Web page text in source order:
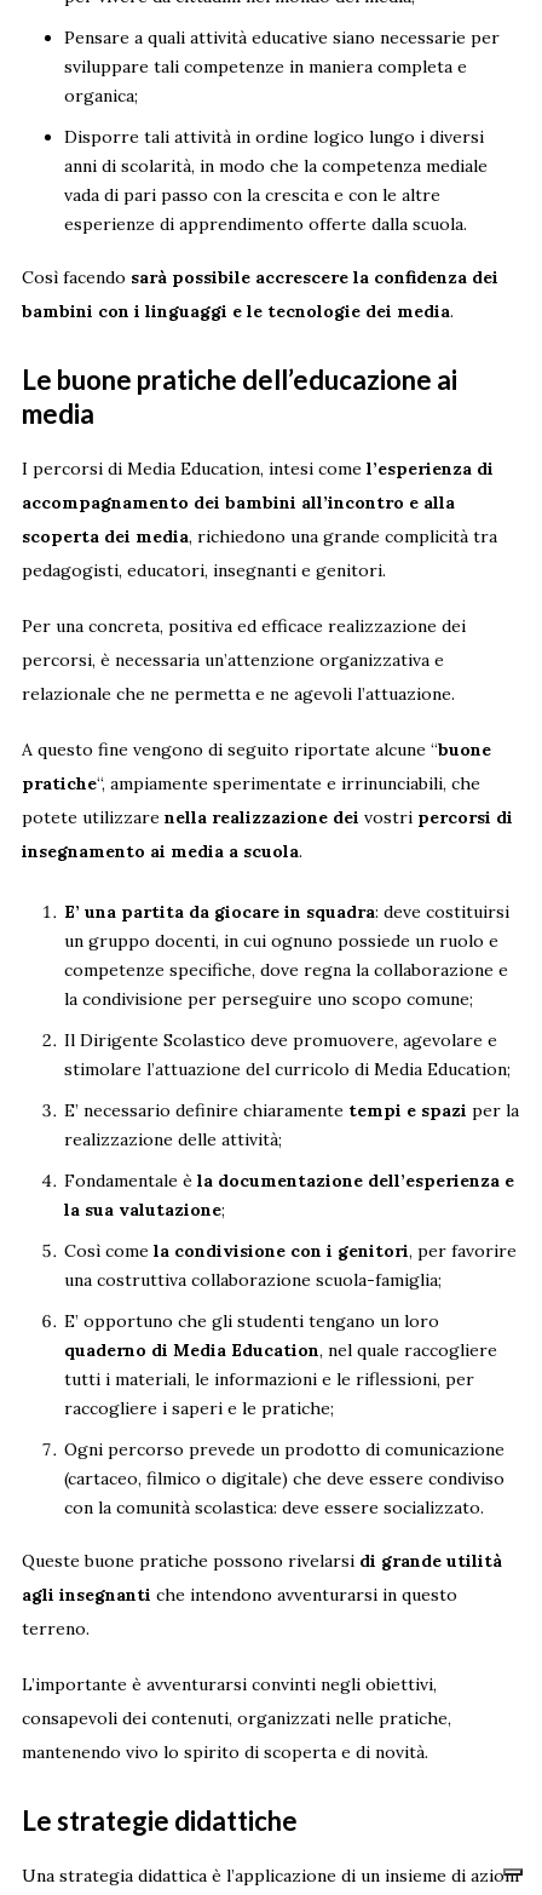
Pensare a quali attività educative siano necessarie per
sviluppare tali competenze in maniera completa e
organica;
Disporre tali attività in ordine logico lungo i diversi
anni di scolarità, in modo che la competenza mediale
vada di pari passo con la crescita e con le altre
esperienze di apprendimento offerte dalla scuola.
Così facendo sarà possibile accrescere la confidenza dei
bambini con i linguaggi e le tecnologie dei media.
Le buone pratiche dell’educazione ai
media
I percorsi di Media Education, intesi come l’esperienza di
accompagnamento dei bambini all’incontro e alla
scoperta dei media, richiedono una grande complicità tra
pedagogisti, educatori, insegnanti e genitori.
Per una concreta, positiva ed efficace realizzazione dei
percorsi, è necessaria un’attenzione organizzativa e
relazionale che ne permetta e ne agevoli l’attuazione.
A questo fine vengono di seguito riportate alcune “buone
pratiche“, ampiamente sperimentate e irrinunciabili, che
potete utilizzare nella realizzazione dei vostri percorsi di
insegnamento ai media a scuola.
E’ una partita da giocare in squadra: deve costituirsi
un gruppo docenti, in cui ognuno possiede un ruolo e
competenze specifiche, dove regna la collaborazione e
la condivisione per perseguire uno scopo comune;
Il Dirigente Scolastico deve promuovere, agevolare e
stimolare l’attuazione del curricolo di Media Education;
E’ necessario definire chiaramente tempi e spazi per la
realizzazione delle attività;
Fondamentale è la documentazione dell’esperienza e
la sua valutazione;
Così come la condivisione con i genitori, per favorire
una costruttiva collaborazione scuola-famiglia;
E’ opportuno che gli studenti tengano un loro
quaderno di Media Education, nel quale raccogliere
tutti i materiali, le informazioni e le riflessioni, per
raccogliere i saperi e le pratiche;
Ogni percorso prevede un prodotto di comunicazione
(cartaceo, filmico o digitale) che deve essere condiviso
con la comunità scolastica: deve essere socializzato.
Queste buone pratiche possono rivelarsi di grande utilità
agli insegnanti che intendono avventurarsi in questo
terreno.
L’importante è avventurarsi convinti negli obiettivi,
consapevoli dei contenuti, organizzati nelle pratiche,
mantenendo vivo lo spirito di scoperta e di novità.
Le strategie didattiche
Una strategia didattica è l’applicazione di un insieme di azioni